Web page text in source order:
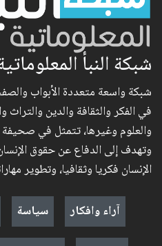
شبكة النبأ
شبكة واسعة متعددة الأبواب
في الفكر والثقافة والدين والتراث
والعلوم وغيرها، تتمثل في صحيفة
وتهدف إلى الدفاع عن حقوق
الإنسان فكريا وثقافيا، وتطوير
آراء وافكار
سياسة